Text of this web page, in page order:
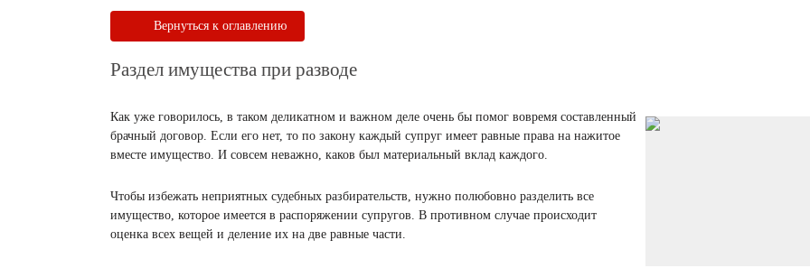
Вернуться к оглавлению
Раздел имущества при разводе
Как уже говорилось, в таком деликатном и важном деле очень бы помог вовремя составленный
брачный договор. Если его нет, то по закону каждый супруг имеет равные права на нажитое
вместе имущество. И совсем неважно, каков был материальный вклад каждого.
Чтобы избежать неприятных судебных разбирательств, нужно полюбовно разделить все
имущество, которое имеется в распоряжении супругов. В противном случае происходит
оценка всех вещей и деление их на две равные части.